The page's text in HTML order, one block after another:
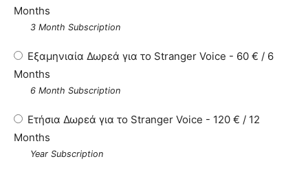
Months
3 Month Subscription
Εξαμηνιαία Δωρεά για το Stranger Voice - 60 € / 6
Months
6 Month Subscription
Ετήσια Δωρεά για το Stranger Voice - 120 € / 12
Months
Year Subscription